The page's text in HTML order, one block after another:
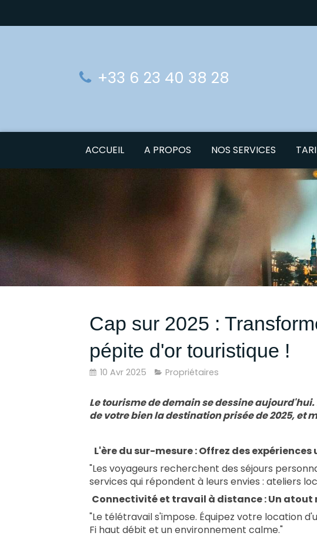
+33 6 23 40 38 28
ACCUEIL A PROPOS NOS SERVICES
Cap sur 2025 :
pépite d'or touristique !
10 Avr 2025 Propriétaires
Le tourisme de demain se dessine
de votre bien la destination prisée de 2025, et
L'ère du sur-mesure : Offrez des expériences
"Les voyageurs recherchent des séjours
services qui répondent à leurs envies : ateliers
Connectivité et travail à distance : Un atout
"Le télétravail s'impose. Équipez votre location
Fi haut débit et un environnement calme."